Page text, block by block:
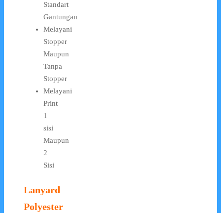
Standart
Gantungan
Melayani
Stopper
Maupun
Tanpa
Stopper
Melayani
Print
1
sisi
Maupun
2
Sisi
Lanyard
Polyester